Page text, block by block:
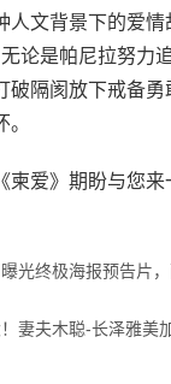
人文背景下的爱情
论是帕尼拉努力
破隔阂放下戒备
爱》期盼与您来
曝光终极海报预告片
妻夫木聪-长泽雅美